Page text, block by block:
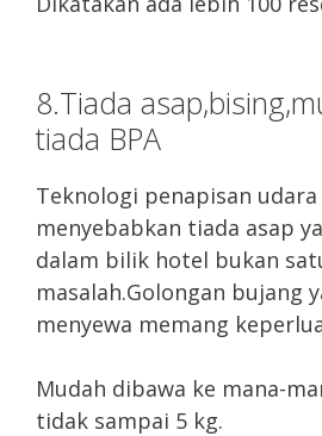
8.Tiada
tiada BPA
Teknologi penapisan
menyebabkan tiada asap
dalam bilik hotel bukan
masalah.Golongan bujang
menyewa memang
Mudah dibawa ke mana-
tidak sampai 5 kg.